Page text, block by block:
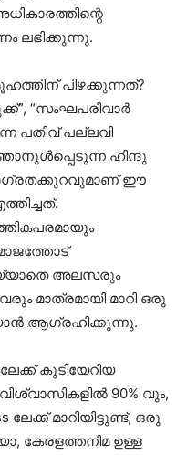
ലഭിക്കുന്നു.
പിഴക്കുന്നത്?
“സംഘപരിവാർ
പതിവ് പല്ലവി
ഞാനുൾപ്പെടുന്ന ഹിന്ദു
ഈ
അലസരും
മാത്രമായി മാറി ഒരു
ആഗ്രഹിക്കുന്നു.
കുടിയേറിയ
90% വും,
മാറിയിട്ടുണ്ട്, ഒരു
കേരളത്തനിമ ഉള്ള